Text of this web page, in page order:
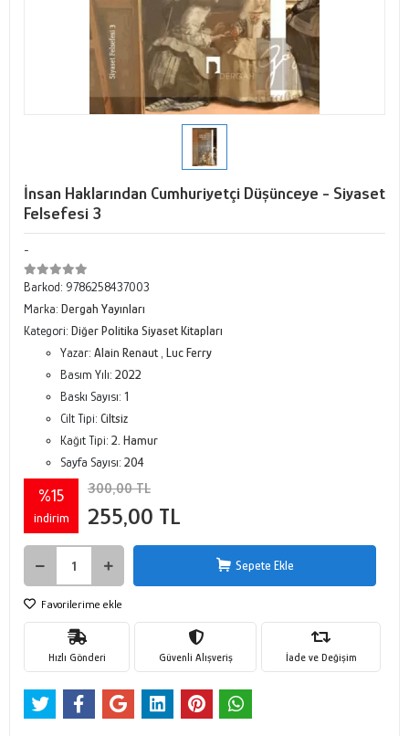
İnsan Haklarından Cumhuriyetçi Düşünceye - Siyaset
Felsefesi 3
-
Barkod: 9786258437003
Marka: Dergah Yayınları
Kategori: Diğer Politika Siyaset Kitapları
Yazar: Alain Renaut Luc Ferry
Basım Yılı: 2022
Baskı Sayısı: 1
Cilt Tipi: Ciltsiz
Kağıt Tipi: 2. Hamur
Sayfa Sayısı: 204
%15
indirim
300,00 TL
255,00 TL
Sepete Ekle
Favorilerime ekle
Hızlı Gönderi Güvenli Alışveriş İade ve Değişim